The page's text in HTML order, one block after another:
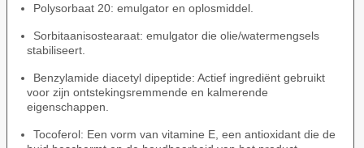
Polysorbaat 20: emulgator en oplosmiddel.
Sorbitaanisostearaat: emulgator die olie/watermengsels
stabiliseert.
Benzylamide diacetyl dipeptide: Actief ingrediënt gebruikt
voor zijn ontstekingsremmende en kalmerende
eigenschappen.
Tocoferol: Een vorm van vitamine E, een antioxidant die de